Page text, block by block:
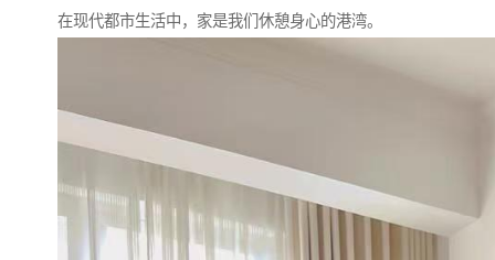
在现代都市生活中，家是我们休憩身心的港湾。